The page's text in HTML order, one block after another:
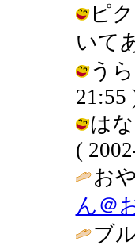
ピ
いて
う
21:55
は
(
お
ん＠
ブ